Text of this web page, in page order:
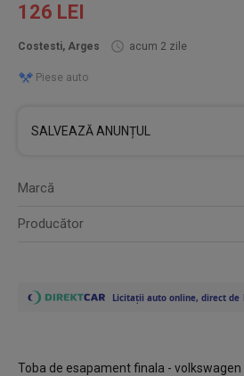
126 LEI
Costesti, Arges acum 2 zile
Piese auto
SALVEAZĂ ANUNȚUL
Marcă
Producător
Toba de esapament finala - volkswagen